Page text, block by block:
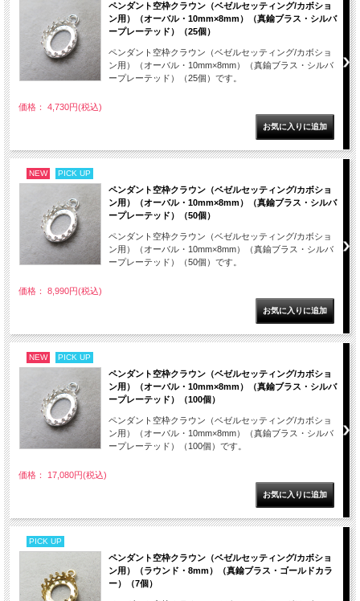
ペンダント空枠クラウン（ベゼルセッティング/カボショ
ン用）（オーバル・10mm×8mm）（真鍮ブラス・シルバ
ープレーテッド）（25個）
ペンダント空枠クラウン（ベゼルセッティング/カボショ
ン用）（オーバル・10mm×8mm）（真鍮ブラス・シルバ
ープレーテッド）（25個）です。
価格： 4,730円(税込)
NEW PICK UP
ペンダント空枠クラウン（ベゼルセッティング/カボショ
ン用）（オーバル・10mm×8mm）（真鍮ブラス・シルバ
ープレーテッド）（50個）
ペンダント空枠クラウン（ベゼルセッティング/カボショ
ン用）（オーバル・10mm×8mm）（真鍮ブラス・シルバ
ープレーテッド）（50個）です。
価格： 8,990円(税込)
NEW PICK UP
ペンダント空枠クラウン（ベゼルセッティング/カボショ
ン用）（オーバル・10mm×8mm）（真鍮ブラス・シルバ
ープレーテッド）（100個）
ペンダント空枠クラウン（ベゼルセッティング/カボショ
ン用）（オーバル・10mm×8mm）（真鍮ブラス・シルバ
ープレーテッド）（100個）です。
価格： 17,080円(税込)
PICK UP
ペンダント空枠クラウン（ベゼルセッティング/カボショ
ン用）（ラウンド・8mm）（真鍮ブラス・ゴールドカラ
ー）（7個）